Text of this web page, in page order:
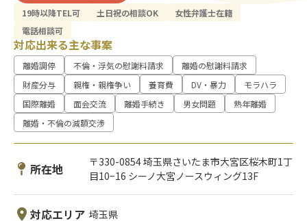
19時以降TEL可 土日祝の相談OK
女性弁護士在籍
電話相談可
対応出来る主な事案
離婚調停 不倫・浮気の慰謝料請求
離婚の慰謝料請求
財産分与
親権・親権争い 養育費 DV・暴力
モラハラ
国際離婚
面会交流 離婚手続き 男女問題
熟年離婚
離婚・不倫の減額交渉
所在地
〒330-0854 埼玉県さいたま市大宮区桜木町1丁
目10−16 シーノ大宮ノースウィング13F
対応エリア 埼玉県